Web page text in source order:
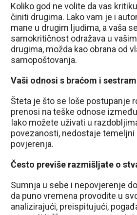
Koliko god ne volite da vas
činiti drugima. Lako vam je i
mane u drugim ljudima, a vaša
samokritičnost odražava u
drugima, možda kao obrana od
samopoštovanja.
Vaši odnosi s braćom i
Šteta je što se loše postupanje
prenosi na teške odnose
Iako možete uživati ​​u
povezanosti, nedostaje temeljni
povjerenja.
Često previše razmišljate o
Sumnja u sebe i nepovjerenje
da puno vremena provodite u
analizirajući, preispitujući,